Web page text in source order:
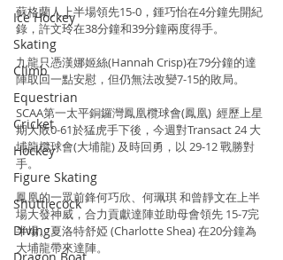
Ice Hockey
Skating
Climb
Equestrian
Cricket
Hockey
Figure Skating
Shuttlecock
Diving
蘇格蘭人上半場領先15-0，鍾巧怡在4分鐘先開紀
錄，許文玲在38分鐘和39分鐘兩度得手。
九龍只憑漢娜姬絲(Hannah Crisp)在79分鐘的達
陣取回一點安慰，但仍無法改變7-15的敗局。
SCAA第一太平銅鑼灣鳳凰欖球會(鳳凰)  經歷上星
期大敗0-61於猛虎手下後，今週對Transact 24 大
埔龍欖球會(大埔龍) 及時回勇，以 29-12 戰勝對
手。
鳳凰的一眾前鋒何巧欣、何珮琪 和曾靜文在上半
場大發神威，合力貢獻達陣並助母會領先 15-7完
半場。夏洛特舒婭 (Charlotte Shea) 在20分鐘為
大埔龍帶來達陣。